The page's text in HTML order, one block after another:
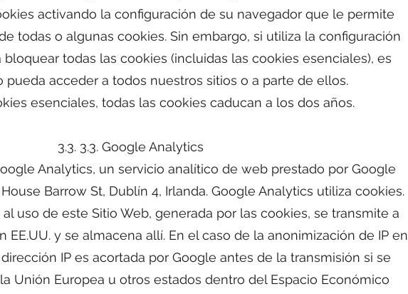
activando la configuración de su navegador que le permite
todas o algunas cookies. Sin embargo, si utiliza la configuración
todas las cookies (incluidas las cookies esenciales), es
pueda acceder a todos nuestros sitios o a parte de ellos.
esenciales, todas las cookies caducan a los dos años.
3.3. 3.3. Google Analytics
Analytics, un servicio analítico de web prestado por Google
Barrow St, Dublín 4, Irlanda. Google Analytics utiliza cookies.
uso de este Sitio Web, generada por las cookies, se transmite a
EE.UU. y se almacena allí. En el caso de la anonimización de IP en
IP es acortada por Google antes de la transmisión si se
Unión Europea u otros estados dentro del Espacio Económico